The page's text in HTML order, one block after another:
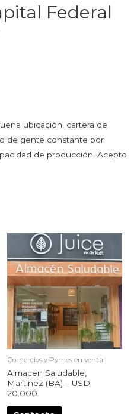
Federal
ubicación, cartera de
de gente constante por
de producción. Acepto
Comercios y Pymes en venta
Almacen Saludable,
Martinez (BA) – USD
20.000